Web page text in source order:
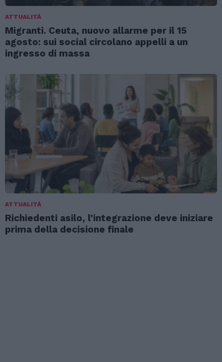
ATTUALITÀ
Migranti. Ceuta, nuovo allarme per il 15
agosto: sui social circolano appelli a un
ingresso di massa
ATTUALITÀ
Richiedenti asilo, l’integrazione deve iniziare
prima della decisione finale